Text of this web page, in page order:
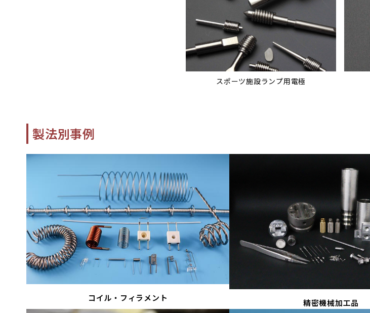
スポーツ施設ランプ用電極
製法別事例
コイル・フィラメント 精密機械加工品